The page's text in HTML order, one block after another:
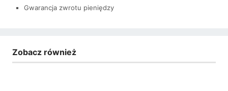
Gwarancja zwrotu pieniędzy
Zobacz również